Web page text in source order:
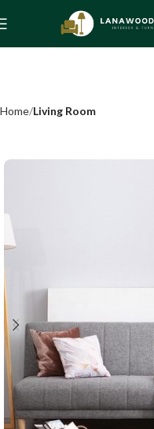
Home Living Room